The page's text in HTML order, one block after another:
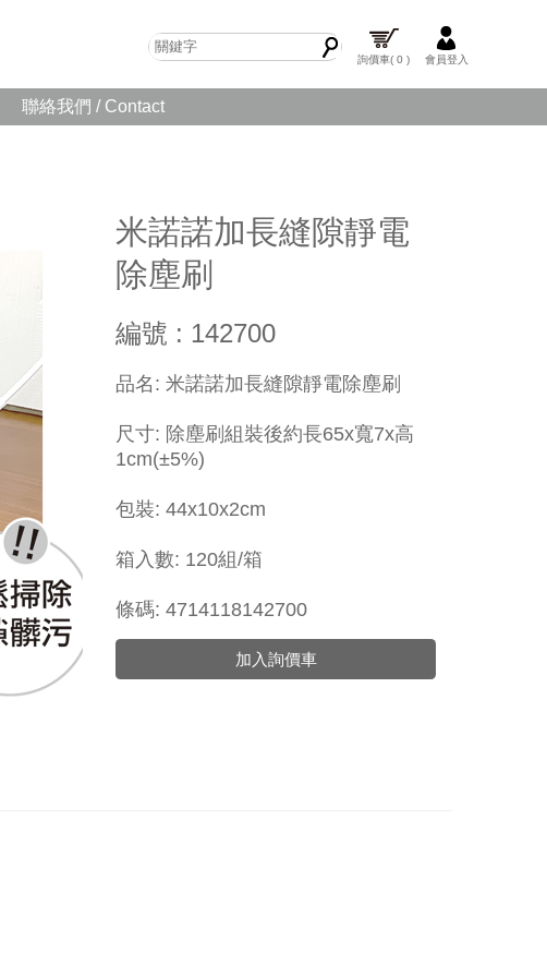
詢價車( 0 ) 會員登入
聯絡我們 / Contact
米諾諾加長縫隙靜電
除塵刷
編號 : 142700
品名: 米諾諾加長縫隙靜電除塵刷
尺寸: 除塵刷組裝後約長65x寬7x高
1cm(±5%)
包裝: 44x10x2cm
箱入數: 120組/箱
條碼: 4714118142700
加入詢價車